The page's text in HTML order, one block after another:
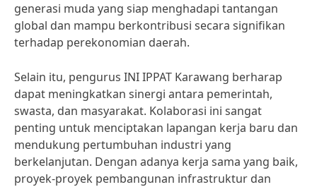
generasi muda yang siap menghadapi tantangan
global dan mampu berkontribusi secara signifikan
terhadap perekonomian daerah.
Selain itu, pengurus INI IPPAT Karawang berharap
dapat meningkatkan sinergi antara pemerintah,
swasta, dan masyarakat. Kolaborasi ini sangat
penting untuk menciptakan lapangan kerja baru dan
mendukung pertumbuhan industri yang
berkelanjutan. Dengan adanya kerja sama yang baik,
proyek-proyek pembangunan infrastruktur dan